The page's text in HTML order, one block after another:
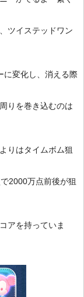
ツイステッドワン
に変化し、消える際
りを巻き込むのは
りはタイムボム狙
2000万点前後が狙
アを持っていま